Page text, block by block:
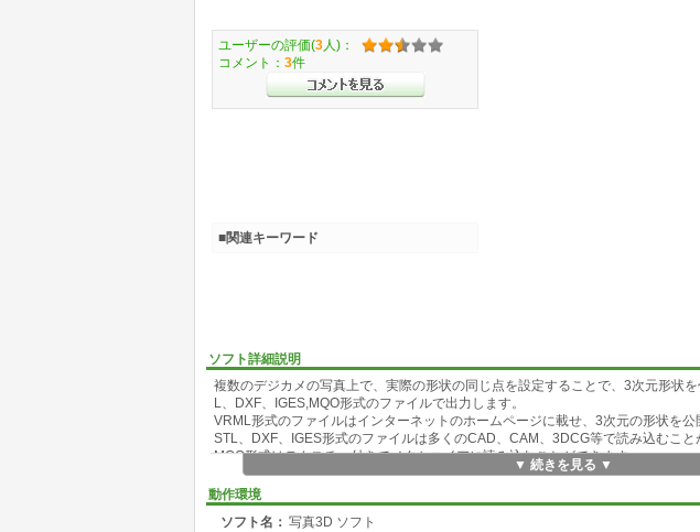
ソフト詳細説明
複数のデジカメの写真上で、実際の形状の同じ点を設定することで、3次元形状
L、DXF、IGES,MQO形式のファイルで出力します。
VRML形式のファイルはインターネットのホームページに載せ、3次元の形状を公
STL、DXF、IGES形式のファイルは多くのCAD、CAM、3DCG等で読み込むこと
MQO形式はテクスチャ付きでメタセコイアに読み込むことができます。
▼ 続きを見る ▼
動作環境
ソフト名： 写真3D ソフト
ユーザーの評価(3 人)：
コメント： 3件
■関連キーワード